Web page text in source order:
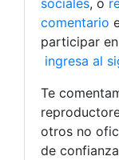
comentario
participar
ingresa al
Te
otros no
de